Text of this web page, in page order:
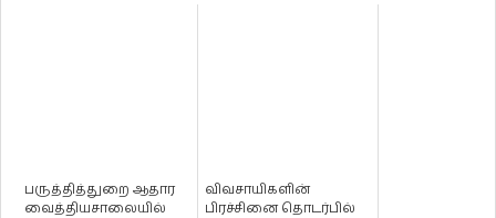
பருத்தித்துறை ஆதார
வைத்தியசாலையில்
விவசாயிகளின்
பிரச்சினை தொடர்பில்